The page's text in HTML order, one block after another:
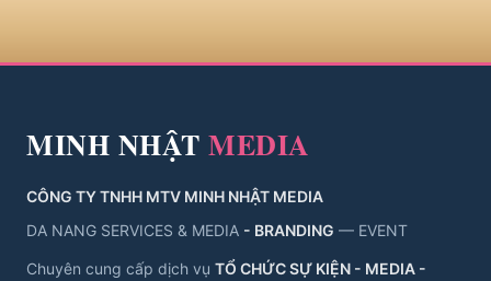
MINH NHẬT MEDIA
CÔNG TY TNHH MTV MINH NHẬT MEDIA
DA NANG SERVICES & MEDIA - BRANDING — EVENT
Chuyên cung cấp dịch vụ TỔ CHỨC SỰ KIỆN - MEDIA -